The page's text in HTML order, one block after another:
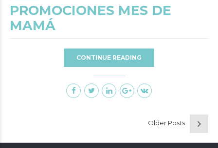
PROMOCIONES MES DE
MAMÁ
CONTINUE READING
Older Posts